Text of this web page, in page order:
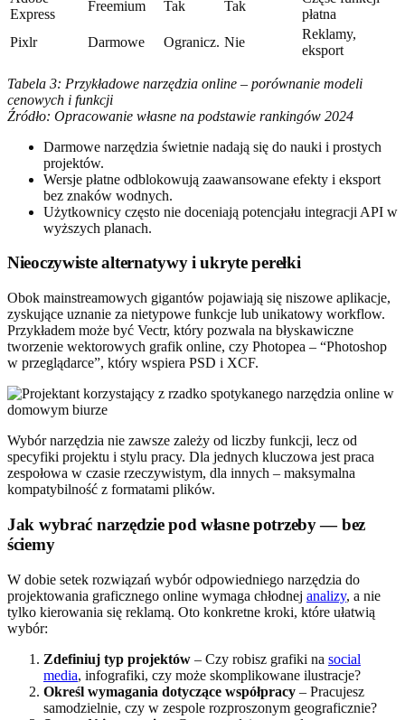
Express
Freemium Tak Tak
płatna
Pixlr
Darmowe Ogranicz. Nie
Reklamy,
eksport
Tabela 3: Przykładowe narzędzia online – porównanie modeli
cenowych i funkcji
Źródło: Opracowanie własne na podstawie rankingów 2024
Darmowe narzędzia świetnie nadają się do nauki i prostych
projektów.
Wersje płatne odblokowują zaawansowane efekty i eksport
bez znaków wodnych.
Użytkownicy często nie doceniają potencjału integracji API w
wyższych planach.
Nieoczywiste alternatywy i ukryte perełki
Obok mainstreamowych gigantów pojawiają się niszowe aplikacje,
zyskujące uznanie za nietypowe funkcje lub unikatowy workflow.
Przykładem może być Vectr, który pozwala na błyskawiczne
tworzenie wektorowych grafik online, czy Photopea – “Photoshop
w przeglądarce”, który wspiera PSD i XCF.
Wybór narzędzia nie zawsze zależy od liczby funkcji, lecz od
specyfiki projektu i stylu pracy. Dla jednych kluczowa jest praca
zespołowa w czasie rzeczywistym, dla innych – maksymalna
kompatybilność z formatami plików.
Jak wybrać narzędzie pod własne potrzeby — bez
ściemy
W dobie setek rozwiązań wybór odpowiedniego narzędzia do
projektowania graficznego online wymaga chłodnej analizy, a nie
tylko kierowania się reklamą. Oto konkretne kroki, które ułatwią
wybór:
Zdefiniuj typ projektów – Czy robisz grafiki na social
media, infografiki, czy może skomplikowane ilustracje?
Określ wymagania dotyczące współpracy – Pracujesz
samodzielnie, czy w zespole rozproszonym geograficznie?